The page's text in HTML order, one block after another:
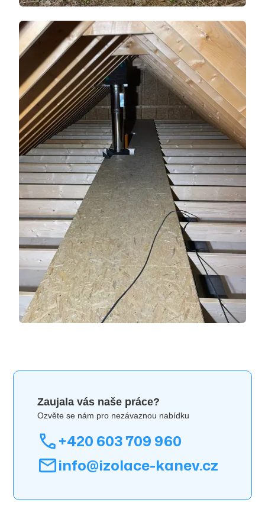
Zaujala vás naše práce?
Ozvěte se nám pro nezávaznou nabídku
+420 603 709 960
info@izolace-kanev.cz